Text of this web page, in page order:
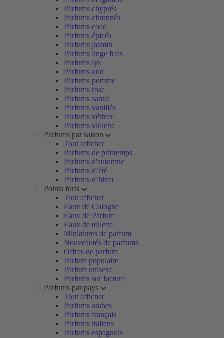
Parfums chyprés
Parfums citronnés
Parfums coco
Parfums épicés
Parfums jasmin
Parfums linge frais
Parfums lys
Parfums oud
Parfums pomme
Parfums rose
Parfums santal
Parfums vanillés
Parfums vétiver
Parfums violette
Parfums par saison
Tout afficher
Parfums de printemps
Parfums d'automne
Parfums d’été
Parfums d’hiver
Points forts
Tout afficher
Eaux de Cologne
Eaux de Parfum
Eaux de toilette
Miniatures de parfum
Nouveautés de parfums
Offres de parfum
Parfum populaire
Parfum unisexe
Parfums sur facture
Parfums par pays
Tout afficher
Parfums arabes
Parfums français
Parfums italiens
Parfums espagnols